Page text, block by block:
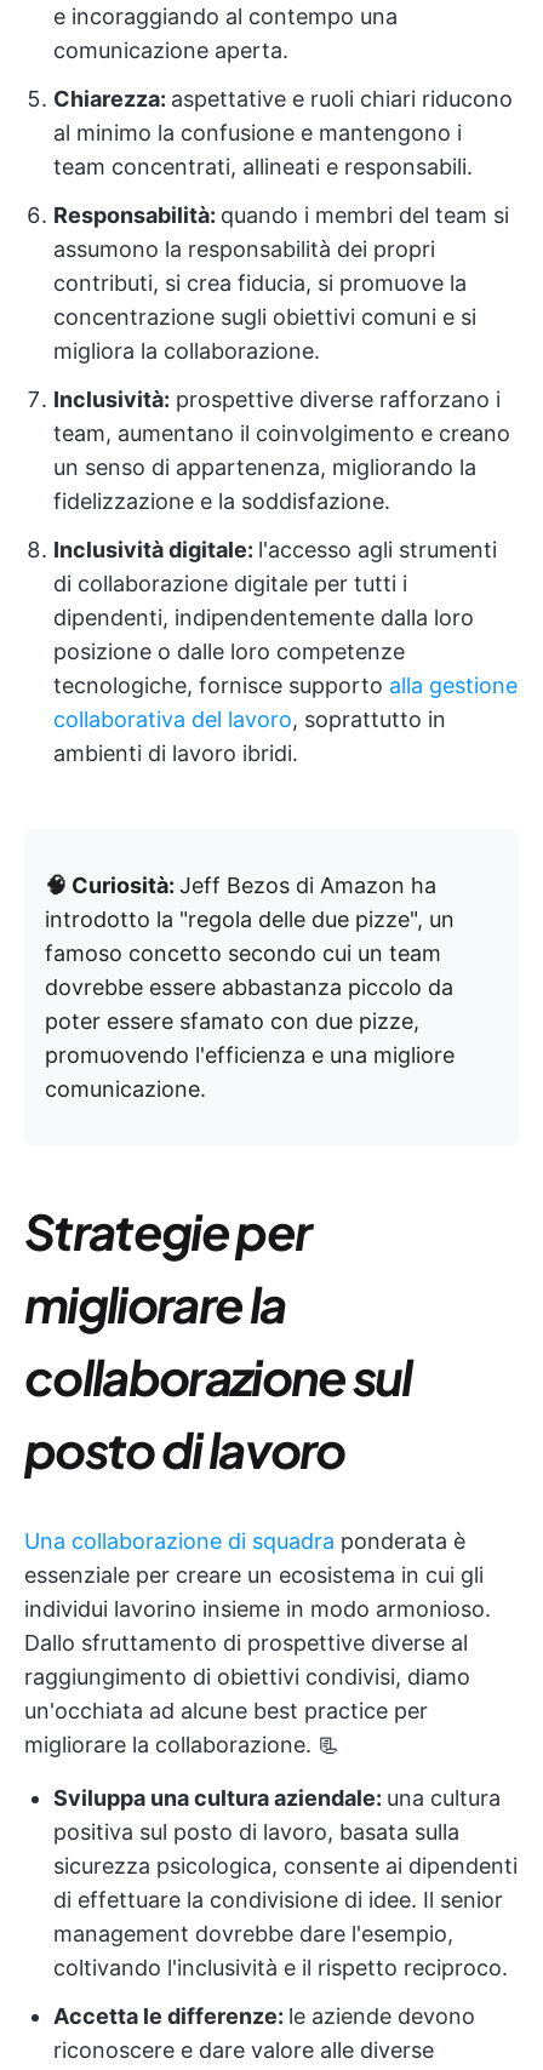
e incoraggiando al contempo una
comunicazione aperta.
Chiarezza: aspettative e ruoli chiari riducono
al minimo la confusione e mantengono i
team concentrati, allineati e responsabili.
Responsabilità: quando i membri del team si
assumono la responsabilità dei propri
contributi, si crea fiducia, si promuove la
concentrazione sugli obiettivi comuni e si
migliora la collaborazione.
Inclusività: prospettive diverse rafforzano i
team, aumentano il coinvolgimento e creano
un senso di appartenenza, migliorando la
fidelizzazione e la soddisfazione.
Inclusività digitale: l'accesso agli strumenti
di collaborazione digitale per tutti i
dipendenti, indipendentemente dalla loro
posizione o dalle loro competenze
tecnologiche, fornisce supporto alla gestione
collaborativa del lavoro, soprattutto in
ambienti di lavoro ibridi.
🧠 Curiosità: Jeff Bezos di Amazon ha
introdotto la "regola delle due pizze", un
famoso concetto secondo cui un team
dovrebbe essere abbastanza piccolo da
poter essere sfamato con due pizze,
promuovendo l'efficienza e una migliore
comunicazione.
Strategie per
migliorare la
collaborazione sul
posto di lavoro
Una collaborazione di squadra ponderata è
essenziale per creare un ecosistema in cui gli
individui lavorino insieme in modo armonioso.
Dallo sfruttamento di prospettive diverse al
raggiungimento di obiettivi condivisi, diamo
un'occhiata ad alcune best practice per
migliorare la collaborazione. 📃
Sviluppa una cultura aziendale: una cultura
positiva sul posto di lavoro, basata sulla
sicurezza psicologica, consente ai dipendenti
di effettuare la condivisione di idee. Il senior
management dovrebbe dare l'esempio,
coltivando l'inclusività e il rispetto reciproco.
Accetta le differenze: le aziende devono
riconoscere e dare valore alle diverse